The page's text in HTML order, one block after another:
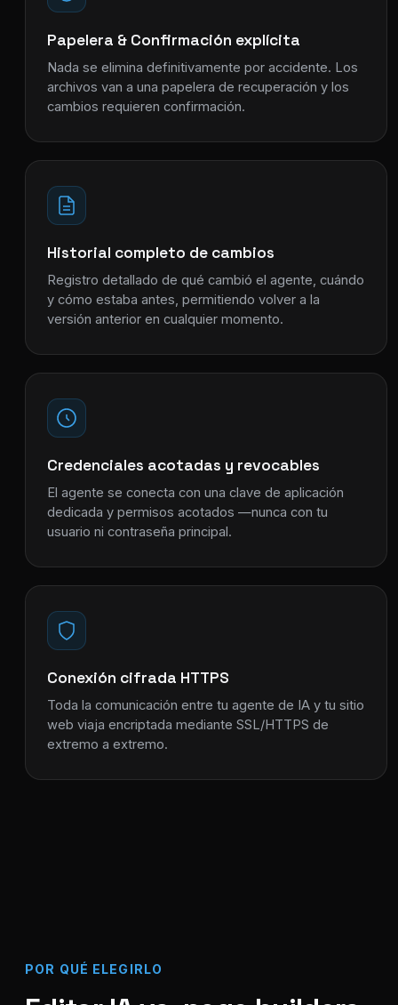
Papelera & Confirmación explícita
Nada se elimina definitivamente por accidente. Los
archivos van a una papelera de recuperación y los
cambios requieren confirmación.
Historial completo de cambios
Registro detallado de qué cambió el agente, cuándo
y cómo estaba antes, permitiendo volver a la
versión anterior en cualquier momento.
Credenciales acotadas y revocables
El agente se conecta con una clave de aplicación
dedicada y permisos acotados —nunca con tu
usuario ni contraseña principal.
Conexión cifrada HTTPS
Toda la comunicación entre tu agente de IA y tu sitio
web viaja encriptada mediante SSL/HTTPS de
extremo a extremo.
POR QUÉ ELEGIRLO